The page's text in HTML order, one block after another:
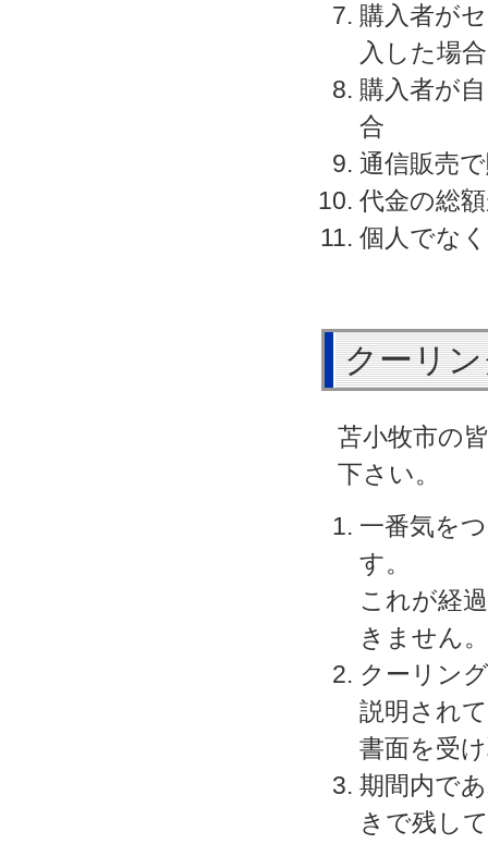
購入者が
入した場合
購入者が
合
通信販売
代金の総
個人でな
クーリ
苫小牧市の
下さい。
一番気を
す。
これが経
きません。
クーリン
説明され
書面を受
期間内で
きで残し